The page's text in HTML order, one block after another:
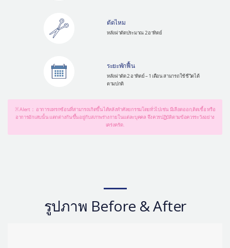
ตัดไหม
หลังผ่าตัดประมาณ 2 อาทิตย์
ระยะพักฟื้น
หลังผ่าตัด 2 อาทิตย์ – 1 เดือน สามารถใช้ชีวิตได้
ตามปกติ
※ Alert： อาการแทรกซ้อนที่สามารถเกิดขึ้นได้หลังทำศัลยกรรมโดยทั่วไปเช่น มีเลือดออก,ติดเชื้อ หรือ
อาการอักเสบนั้น แตกต่างกันขึ้นอยู่กับสภาพร่างกายในแต่ละบุคคล จึงควรปฏิบัติตามข้อควรระวังอย่าง
เคร่งครัด.
รูปภาพ Before & After